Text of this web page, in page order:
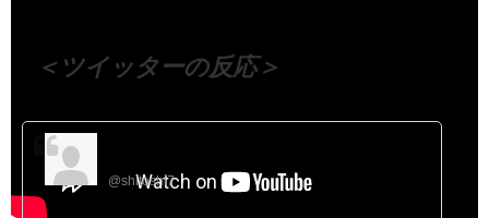
＜ツイッターの反応＞
@shitoshi7